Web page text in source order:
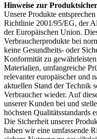
Hinweise zur
Unsere Produkte
Richtlinie 2001/95/EG, der
der Europäischen Union.
Verbraucherprodukte bei
keine Gesundheits- oder
Konformität zu
Materialien, umfangreiche
relevanter europäischer und
aktuellen Stand der Technik
Verbraucher wieder. Auf
unserer Kunden bei und
höchsten Qualitätsstandards
Die Sicherheit unserer
haben wir eine umfassende